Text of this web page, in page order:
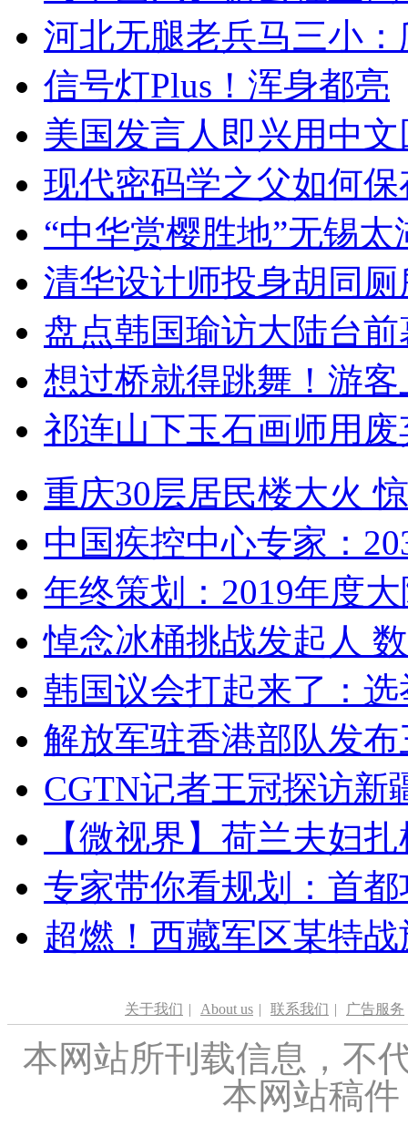
河北无腿老兵马三小
信号灯Plus！浑身都亮
美国发言人即兴用中
现代密码学之父如何
“中华赏樱胜地”无锡
清华设计师投身胡同
盘点韩国瑜访大陆台
想过桥就得跳舞！游客
祁连山下玉石画师用
重庆30层居民楼大火
中国疾控中心专家：
年终策划：2019年度
悼念冰桶挑战发起人
韩国议会打起来了：
解放军驻香港部队发
CGTN记者王冠探访新
【微视界】荷兰夫妇
专家带你看规划：首
超燃！西藏军区某特
关于我们 | About us | 联系我们 | 广告服务
本网站所刊载信息，不
本网站稿